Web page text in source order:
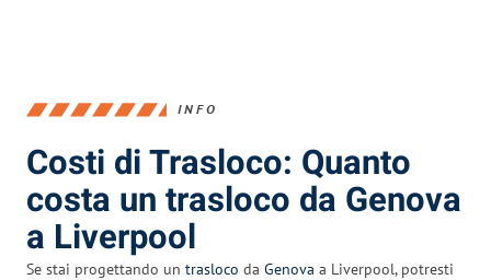
INFO
Costi di Trasloco: Quanto
costa un trasloco da Genova
a Liverpool
Se stai progettando un trasloco da Genova a Liverpool, potresti